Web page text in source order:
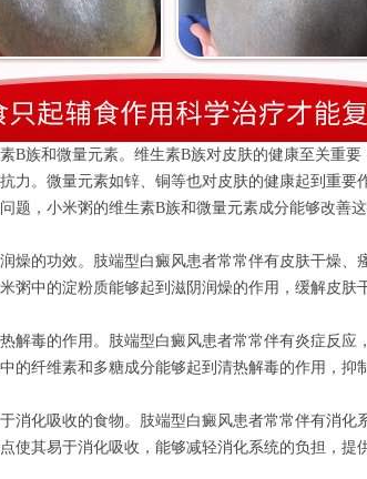
族和微量元素。维生素B族对皮肤的健康至关重要
力。微量元素如锌、铜等也对皮肤的健康起到重要
题，小米粥的维生素B族和微量元素成分能够改善
的功效。肢端型白癜风患者常常伴有皮肤干燥、
粥中的淀粉质能够起到滋阴润燥的作用，缓解皮肤
毒的作用。肢端型白癜风患者常常伴有炎症反应
的纤维素和多糖成分能够起到清热解毒的作用，抑
化吸收的食物。肢端型白癜风患者常常伴有消化
使其易于消化吸收，能够减轻消化系统的负担，提